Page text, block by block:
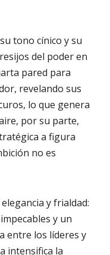
tono cínico y su
del poder en
pared para
revelando sus
lo que genera
por su parte,
a figura
no es
y frialdad:
y un
entre los líderes y
intensifica la